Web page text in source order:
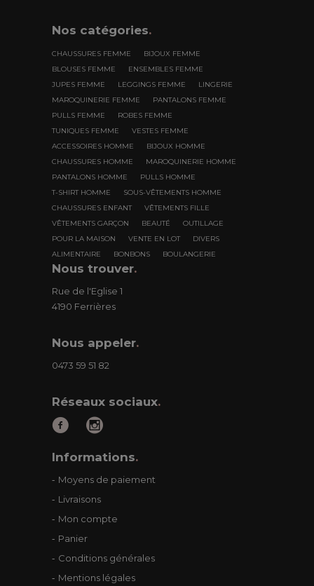
Nos catégories.
CHAUSSURES FEMME
BIJOUX FEMME
BLOUSES FEMME
ENSEMBLES FEMME
JUPES FEMME
LEGGINGS FEMME
LINGERIE
MAROQUINERIE FEMME
PANTALONS FEMME
PULLS FEMME
ROBES FEMME
TUNIQUES FEMME
VESTES FEMME
ACCESSOIRES HOMME
BIJOUX HOMME
CHAUSSURES HOMME
MAROQUINERIE HOMME
PANTALONS HOMME
PULLS HOMME
T-SHIRT HOMME
SOUS-VÊTEMENTS HOMME
CHAUSSURES ENFANT
VÊTEMENTS FILLE
VÊTEMENTS GARÇON
BEAUTÉ
OUTILLAGE
POUR LA MAISON
VENTE EN LOT
DIVERS
ALIMENTAIRE
BONBONS BOULANGERIE
Nous trouver.
Rue de l'Eglise 1
4190 Ferrières
Nous appeler.
0473 59 51 82
Réseaux sociaux.
Informations.
Moyens de paiement
Livraisons
Mon compte
Panier
Conditions générales
Mentions légales